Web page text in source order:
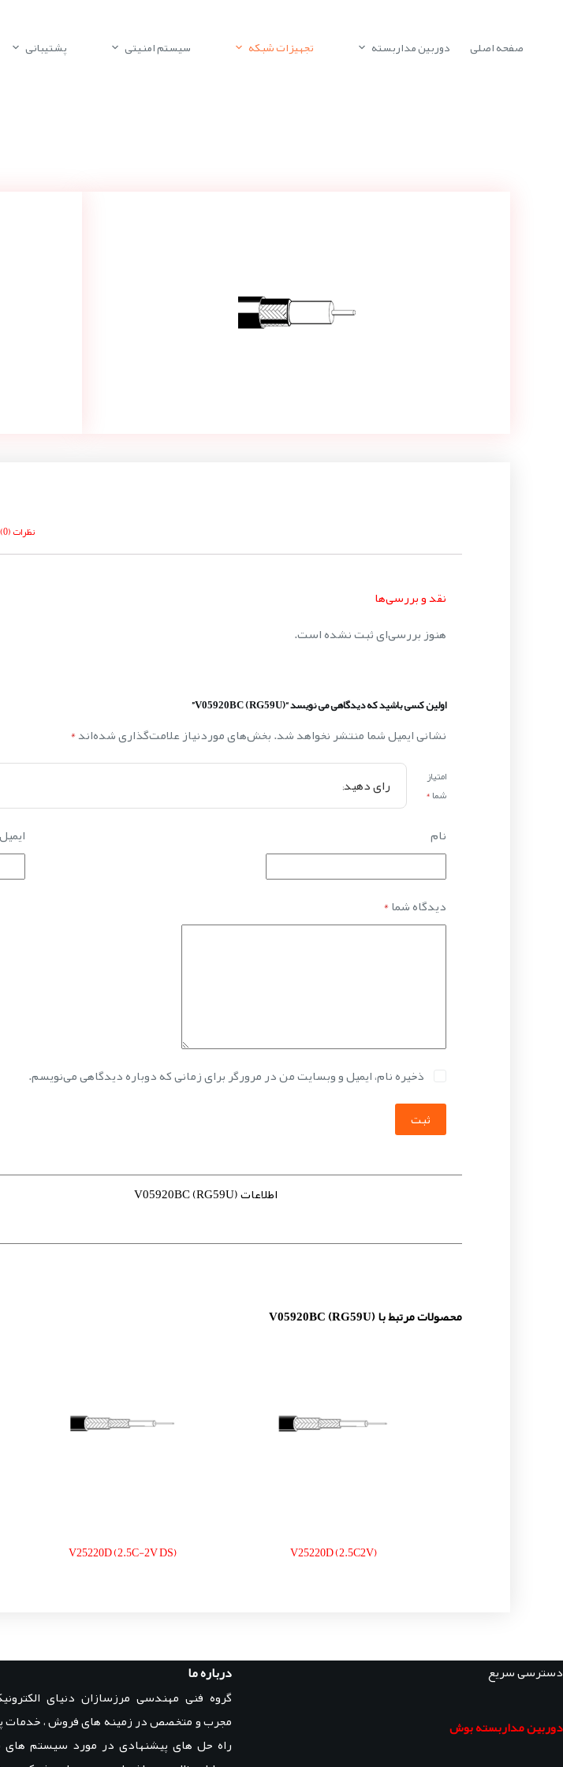
صفحه اصلی دوربین مداربسته تجهیزات شبکه سیستم امنیتی پشتیبانی
نظرات (0)
نقد و بررسی‌ها
هنوز بررسی‌ای ثبت نشده است.
اولین کسی باشید که دیدگاهی می نویسد “V05920BC (RG59U)”
نشانی ایمیل شما منتشر نخواهد شد.بخش‌های موردنیاز علامت‌گذاری شده‌اند*
امتیاز
شما*
نام ایمیل
دیدگاه شما*
ذخیره نام، ایمیل و وبسایت من در مرورگر برای زمانی که دوباره دیدگاهی می‌نویسم.
ثبت
اطلاعات V05920BC (RG59U)
محصولات مرتبط با V05920BC (RG59U)
V25220D (2.5C2V)
V25220D (2.5C-2V DS)
دسترسی سریع
دوربین مداربسته بوش
درباره ما
گروه فنی مهندسی مرزسازان دنیای
مجرب و متخصص در زمینه های فروش ،
راه حل های پیشنهادی در مورد سیستم های